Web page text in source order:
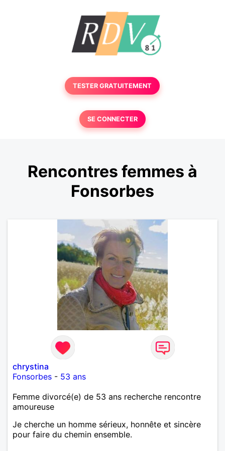
TESTER GRATUITEMENT
SE CONNECTER
Rencontres femmes à
Fonsorbes
chrystina
Fonsorbes - 53 ans
Femme divorcé(e) de 53 ans recherche rencontre
amoureuse
Je cherche un homme sérieux, honnête et sincère
pour faire du chemin ensemble.